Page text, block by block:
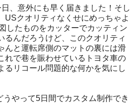
、意外にも早く届きました！そし
USクオリティなくせにめっちゃよ
したものをカッターでカッティン
るんだろうけど、このクオリティ
んと運転席側のマットの裏には滑
れで巷を賑わせているトヨタ車の
るリコール問題的な何かを気にし
うやって5日間でカスタム制作でき